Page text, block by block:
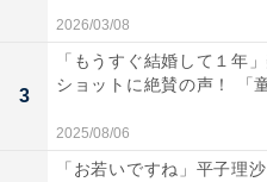
2026/03/08
3
「もうすぐ結婚して１年
ショットに絶賛の声！ 「
2025/08/06
「お若いですね」平子理